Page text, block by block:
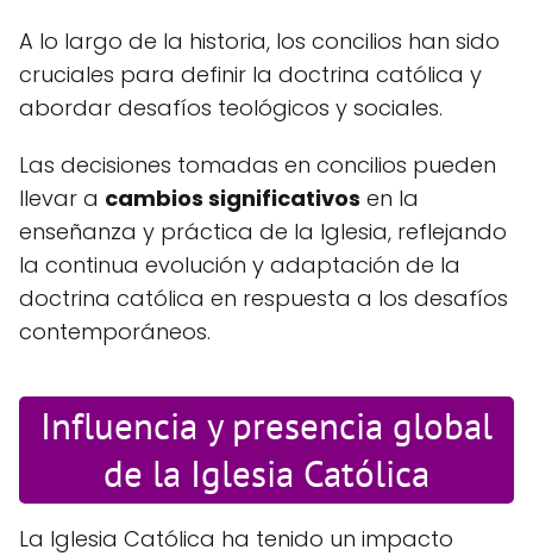
A lo largo de la historia, los concilios han sido
cruciales para definir la doctrina católica y
abordar desafíos teológicos y sociales.
Las decisiones tomadas en concilios pueden
llevar a cambios significativos en la
enseñanza y práctica de la Iglesia, reflejando
la continua evolución y adaptación de la
doctrina católica en respuesta a los desafíos
contemporáneos.
Influencia y presencia global
de la Iglesia Católica
La Iglesia Católica ha tenido un impacto